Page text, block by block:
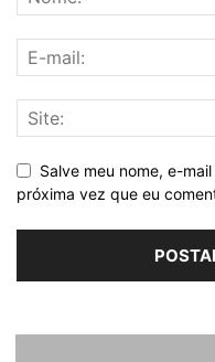
Salve meu nome, e-
próxima vez que eu